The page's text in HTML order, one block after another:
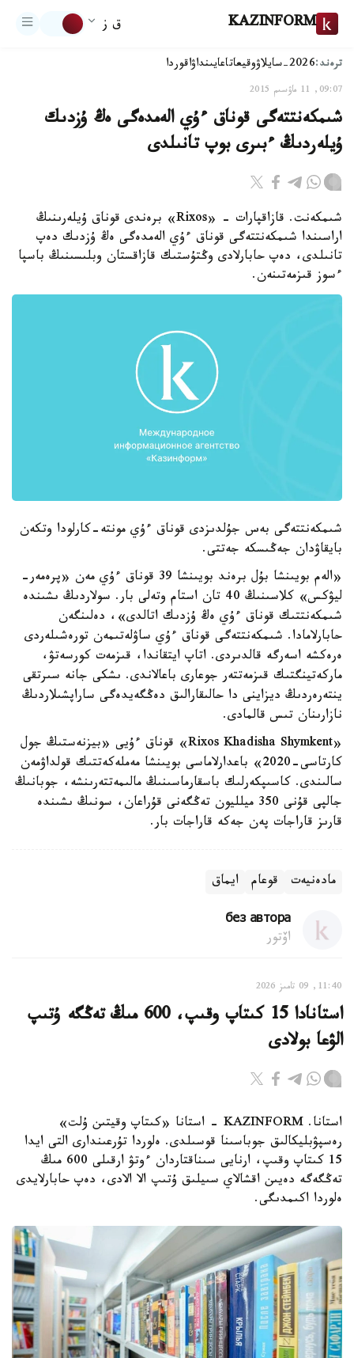
KAZINFORM ق ز
ترەند:2026-سايلاۋ وقيعاتاعايىنداۋاقوردا
09:07, 11 ماۋسىم 2015
شىمكەنتتەگى قوناق ءۇي الەمدەگى ەڭ ۇزدىك
ۇيلەردىڭ ءبىرى بوپ تانىلدى
شىمكەنت. قازاقپارات - «Rixos» برەندى قوناق ۇيلەرىنىڭ
اراسىندا شىمكەنتتەگى قوناق ءۇي الەمدەگى ەڭ ۇزدىك دەپ
تانىلدى، دەپ حابارلادى وڭتۇستىك قازاقستان وبلىسىنىڭ باسپا
ءسوز قىزمەتىنەن.
شىمكەنتتەگى بەس جۇلدىزدى قوناق ءۇي مونتە-كارلودا وتكەن
بايقاۋدان جەڭىسكە جەتتى.
«الەم بويىنشا بۇل برەند بويىنشا 39 قوناق ءۇي مەن «پرەمەر-
ليۋكس» كلاسىنىڭ 40 تان استام وتەلى بار. سولاردىڭ ىشىندە
شىمكەنتتىك قوناق ءۇي ەڭ ۇزدىك اتالدى»، دەلىنگەن
حابارلامادا. شىمكەنتتەگى قوناق ءۇي ساۋلەتىمەن تورەشىلەردى
ەرەكشە اسەرگە قالدىردى. اتاپ ايتقاندا، قىزمەت كورسەتۋ،
ماركەتينگتىك قىزمەتتەر جوعارى باعالاندى. ىشكى جانە سىرتقى
ينتەرەردىڭ ديزاينى دا حالىقارالىق دەڭگەيدەگى ساراپشىلاردىڭ
نازارىنان تىس قالمادى.
«Rixos Khadisha Shymkent» قوناق ءۇيى «بيزنەستىڭ جول
كارتاسى-2020» باعدارلاماسى بويىنشا مەملەكەتتىك قولداۋمەن
سالىندى. كاسىپكەرلىك باسقارماسىنىڭ مالىمەتتەرىنشە، جوبانىڭ
جالپى قۇنى 350 ميلليون تەڭگەنى قۇراعان، سونىڭ ىشىندە
قارىز قاراجات پەن جەكە قاراجات بار.
مادەنيەت قوعام ايماق
без автора
اۆتور
11:40, 09 تامىز 2026
استانادا 15 كىتاپ وقىپ، 600 مىڭ تەڭگە ۇتىپ
الۋعا بولادى
استانا. KAZINFORM - استانا «كىتاپ وقيتىن ۇلت»
رەسپۋبليكالىق جوباسىنا قوسىلدى. ەلوردا تۇرعىندارى التى ايدا
15 كىتاپ وقىپ، ارنايى سىناقتاردان ءوتۋ ارقىلى 600 مىڭ
تەڭگەگە دەيىن اقشالاي سىيلىق ۇتىپ الا الادى، دەپ حابارلايدى
ەلوردا اكىمدىگى.